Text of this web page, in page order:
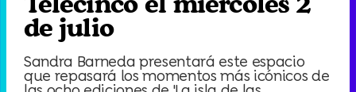
20
seconds
forward
30
seconds
Loaded
0%